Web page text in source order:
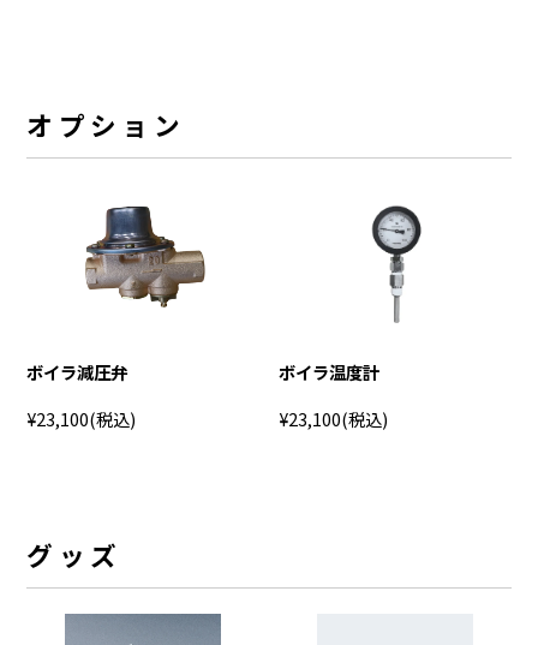
オプション
ボイラ減圧弁
¥23,100(税込)
ボイラ温度計
¥23,100(税込)
グッズ